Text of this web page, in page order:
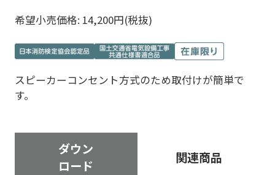
希望小売価格: 14,200円(税抜)
スピーカーコンセント方式のため取付けが簡単で
す。
ダウン
ロード
関連商品